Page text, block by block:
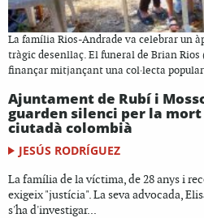
La família Rios-Andrade va celebrar un
tràgic desenllaç. El funeral de Brian Rios
finançar mitjançant una col·lecta popular
Ajuntament de Rubí i
guarden silenci per la
ciutadà colombià
JESÚS RODRÍGUEZ
La família de la víctima, de 28 anys i
exigeix "justícia". La seva advocada,
s'ha d'investigar...